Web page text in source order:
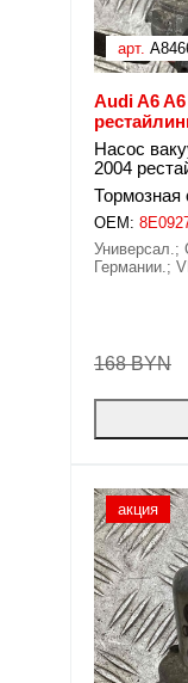
арт.
Audi A6
Насос
2004
Тормозная
OEM:
Универсал.;
Германии.;
168 BYN
акция